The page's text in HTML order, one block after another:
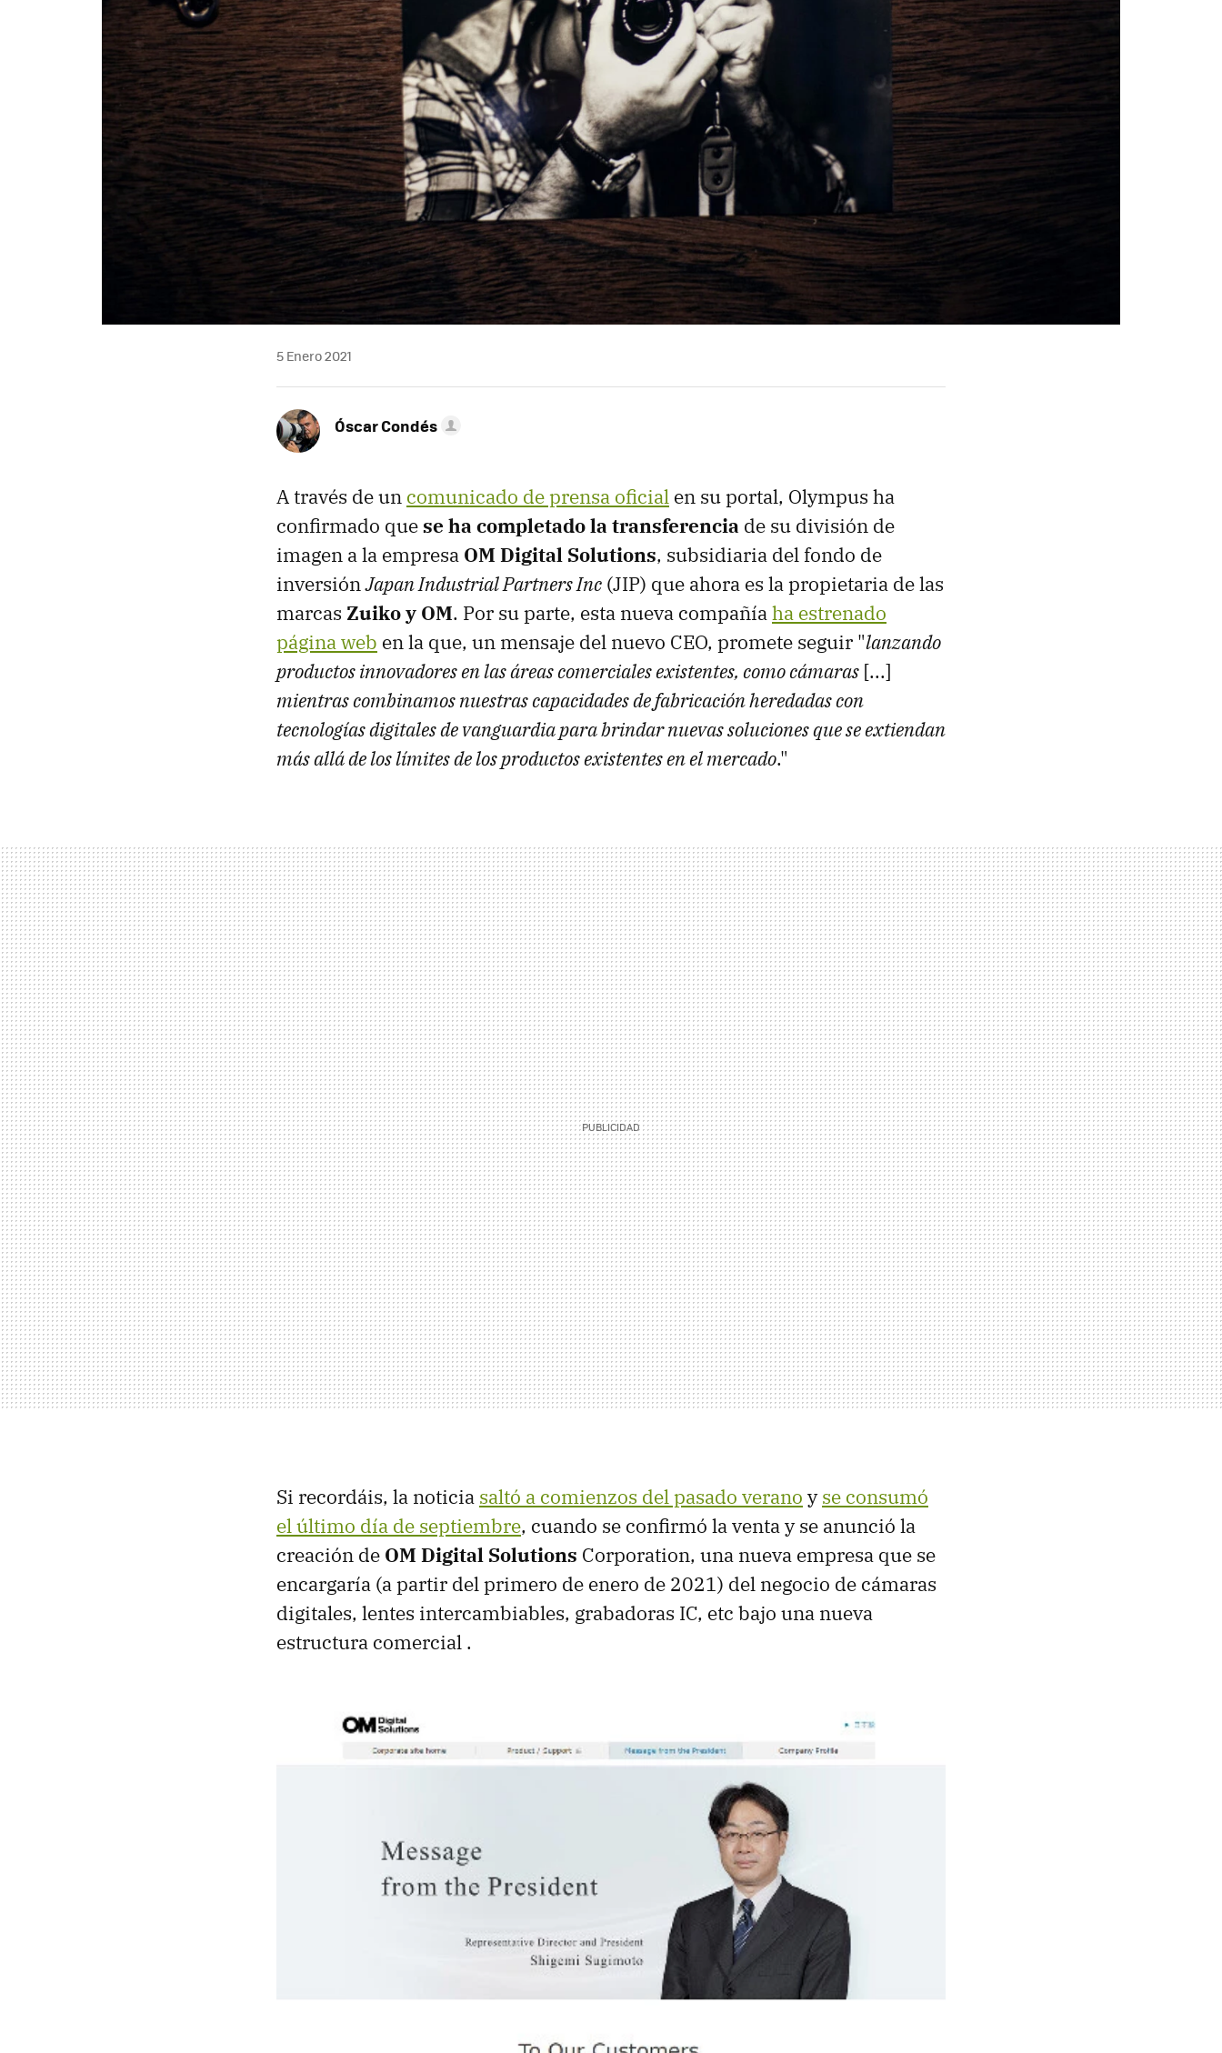
5 Enero 2021
Óscar Condés
A través de un comunicado de prensa oficial en su portal, Olympus ha
confirmado quese ha completado la transferencia de su división de
imagen a la empresa OM Digital Solutions, subsidiaria del fondo de
inversiónJapan Industrial Partners Inc (JIP) que ahora es la propietaria de las
marcas Zuiko y OM. Por su parte, esta nueva compañíaha estrenado
página web en la que, un mensaje del nuevo CEO, promete seguir "lanzando
productos innovadores en las áreas comerciales existentes, como cámaras [...]
mientras combinamos nuestras capacidades de fabricación heredadas con
tecnologías digitales de vanguardia para brindar nuevas soluciones que se extiendan
más allá de los límites de los productos existentes en el mercado."
Si recordáis, la noticia saltó a comienzos del pasado verano yse consumó
el último día de septiembre, cuando se confirmó la venta y se anunció la
creación de OM Digital Solutions Corporation, una nueva empresa que se
encargaría (a partir del primero de enero de 2021) del negocio de cámaras
digitales, lentes intercambiables, grabadoras IC, etc bajo una nueva
estructura comercial .